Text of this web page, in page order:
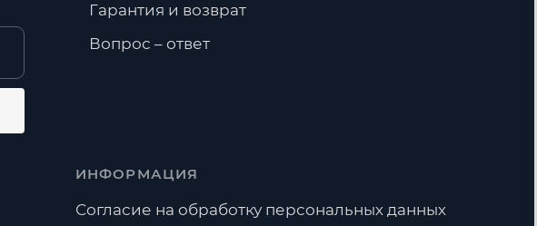
Гарантия и возврат
Вопрос – ответ
ИНФОРМАЦИЯ
Согласие на обработку персональных данных